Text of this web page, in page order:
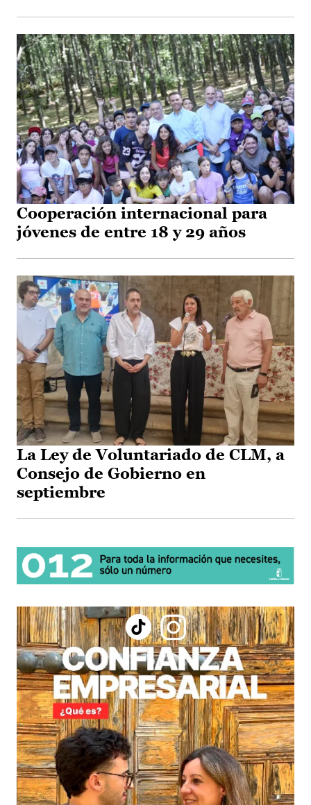
Cooperación internacional para
jóvenes de entre 18 y 29 años
La Ley de Voluntariado de CLM, a
Consejo de Gobierno en
septiembre